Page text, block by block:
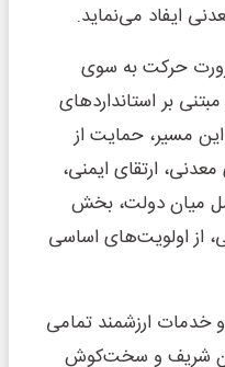
ایفاد می‌نماید.
حرکت به سوی
بر استانداردهای
مسیر، حمایت از
ارتقای ایمنی،
میان دولت، بخش
از اولویت‌های اساسی
خدمات ارزشمند تمامی
شریف و سخت‌کوش